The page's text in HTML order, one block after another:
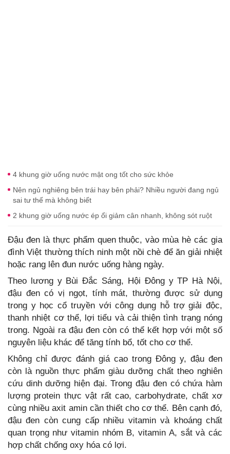
4 khung giờ uống nước mật ong tốt cho sức khỏe
Nên ngủ nghiêng bên trái hay bên phải? Nhiều người đang ngủ
sai tư thế mà không biết
2 khung giờ uống nước ép ổi giảm cân nhanh, không sót ruột
Đậu đen là thực phẩm quen thuộc, vào mùa hè các gia
đình Việt thường thích ninh một nồi chè để ăn giải nhiệt
hoặc rang lên đun nước uống hàng ngày.
Theo lương y Bùi Đắc Sáng, Hội Đông y TP Hà Nội,
đậu đen có vị ngọt, tính mát, thường được sử dụng
trong y học cổ truyền với công dụng hỗ trợ giải độc,
thanh nhiệt cơ thể, lợi tiểu và cải thiện tình trạng nóng
trong. Ngoài ra đậu đen còn có thể kết hợp với một số
nguyên liệu khác để tăng tính bổ, tốt cho cơ thể.
Không chỉ được đánh giá cao trong Đông y, đậu đen
còn là nguồn thực phẩm giàu dưỡng chất theo nghiên
cứu dinh dưỡng hiện đại. Trong đậu đen có chứa hàm
lượng protein thực vật rất cao, carbohydrate, chất xơ
cùng nhiều axit amin cần thiết cho cơ thể. Bên cạnh đó,
đậu đen còn cung cấp nhiều vitamin và khoáng chất
quan trọng như vitamin nhóm B, vitamin A, sắt và các
hợp chất chống oxy hóa có lợi.